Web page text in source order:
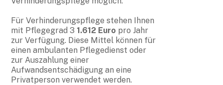
Für Verhinderungspflege stehen Ihnen
mit Pflegegrad 3 1.612 Euro pro Jahr
zur Verfügung. Diese Mittel können für
einen ambulanten Pflegedienst oder
zur Auszahlung einer
Aufwandsentschädigung an eine
Privatperson verwendet werden.